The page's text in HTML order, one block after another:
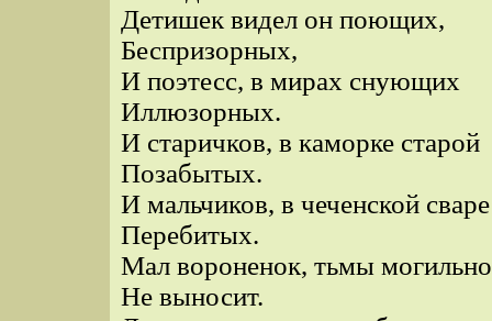
Детишек видел он поющих,
Беспризорных,
И поэтесс, в мирах снующих
Иллюзорных.
И старичков, в каморке старой
Позабытых.
И мальчиков, в чеченской сваре
Перебитых.
Мал вороненок, тьмы
Не выносит.